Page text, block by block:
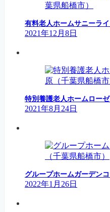
有料老人ホームサニーラ
2021年12月8日
特別養護老人ホームロー
2021年8月24日
グループホームガーデン
2022年1月26日